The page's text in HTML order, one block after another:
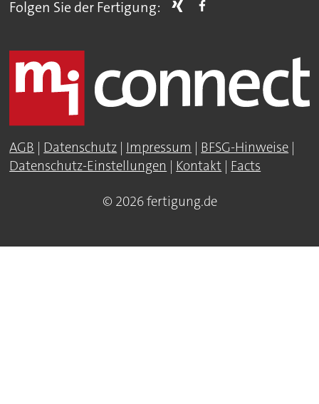
Folgen Sie der Fertigung:
AGB | Datenschutz | Impressum | BFSG-Hinweise |
Datenschutz-Einstellungen | Kontakt | Facts
© 2026 fertigung.de